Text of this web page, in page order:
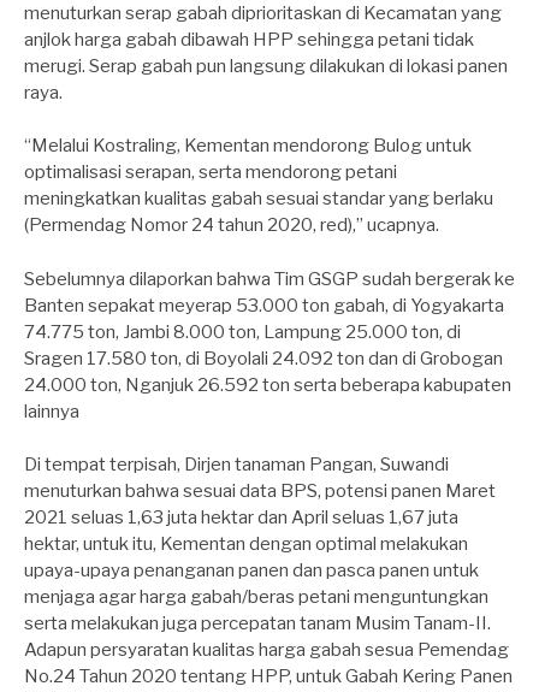
menuturkan serap gabah diprioritaskan di Kecamatan yang
anjlok harga gabah dibawah HPP sehingga petani tidak
merugi. Serap gabah pun langsung dilakukan di lokasi panen
raya.
“Melalui Kostraling, Kementan mendorong Bulog untuk
optimalisasi serapan, serta mendorong petani
meningkatkan kualitas gabah sesuai standar yang berlaku
(Permendag Nomor 24 tahun 2020, red),” ucapnya.
Sebelumnya dilaporkan bahwa Tim GSGP sudah bergerak ke
Banten sepakat meyerap 53.000 ton gabah, di Yogyakarta
74.775 ton, Jambi 8.000 ton, Lampung 25.000 ton, di
Sragen 17.580 ton, di Boyolali 24.092 ton dan di Grobogan
24.000 ton, Nganjuk 26.592 ton serta beberapa kabupaten
lainnya
Di tempat terpisah, Dirjen tanaman Pangan, Suwandi
menuturkan bahwa sesuai data BPS, potensi panen Maret
2021 seluas 1,63 juta hektar dan April seluas 1,67 juta
hektar, untuk itu, Kementan dengan optimal melakukan
upaya-upaya penanganan panen dan pasca panen untuk
menjaga agar harga gabah/beras petani menguntungkan
serta melakukan juga percepatan tanam Musim Tanam-II.
Adapun persyaratan kualitas harga gabah sesua Pemendag
No.24 Tahun 2020 tentang HPP, untuk Gabah Kering Panen